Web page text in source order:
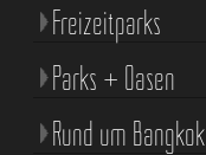
Freizeitparks
Parks + Oasen
Rund um Bangkok